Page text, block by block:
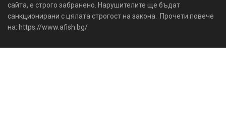
сайта, е строго забранено. Нарушителите ще бъдат
санкционирани с цялата строгост на закона. Прочети повече
на: https://www.afish.bg/